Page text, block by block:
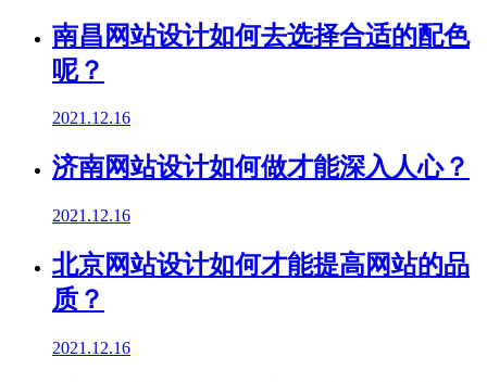
南昌网站设计如何去选择合适的配色
呢？
2021.12.16
济南网站设计如何做才能深入人心？
2021.12.16
北京网站设计如何才能提高网站的品
质？
2021.12.16